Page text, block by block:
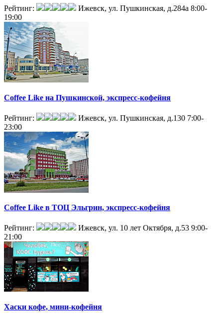
Рейтинг: Ижевск, ул. Пушкинская, д.284а 8:00-
19:00
Coffee Like на Пушкинской, экспресс-кофейня
Рейтинг: Ижевск, ул. Пушкинская, д.130 7:00-
23:00
Coffee Like в ТОЦ Эльгрин, экспресс-кофейня
Рейтинг: Ижевск, ул. 10 лет Октября, д.53 9:00-
21:00
Хаски кофе, мини-кофейня